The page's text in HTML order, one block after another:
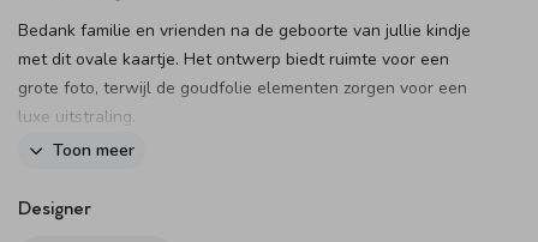
Bedank familie en vrienden na de geboorte van jullie kindje
met dit ovale kaartje. Het ontwerp biedt ruimte voor een
grote foto, terwijl de goudfolie elementen zorgen voor een
luxe uitstraling.
Toon meer
Designer